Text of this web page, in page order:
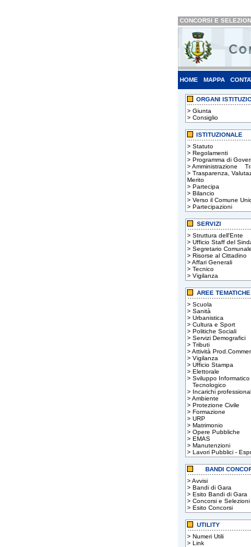
CONCORSI E
HOME MAPPA
ORGANI
> Giunta
> Consiglio
ISTITUZIONALE
> Statuto
> Regolamenti
> Programma di
>Amministrazione
> Trasparenza,
Merito
> Partecipa
> Bilancio
> Verso il Comune
> Partecipazioni
SERVIZI
> Struttura dell'Ente
> Ufficio Staff del
> Segretario Comunale
> Risorse al Cittadino
>Affari Generali
> Tecnico
> Vigilanza
AREE TEMATICHE
> Scuola
> Sanità
> Urbanistica
> Cultura e Sport
> Politiche Sociali
> Servizi Demografici
> Tributi
>Attività
> Vigilanza
> Ufficio Stampa
> Elettorale
> Sviluppo Informatico
Tecnologico
> Incarichi
>Ambiente
> Protezione Civile
> Formazione
> URP
> Matrimonio
> Opere Pubbliche
> EMAS
> Manutenzioni
> Lavori Pubblici -
BANDI
>Avvisi
> Bandi di Gara
> Esito Bandi di Gara
> Concorsi e Selezioni
> Esito Concorsi
UTILITY
> Numeri Utili
> Link